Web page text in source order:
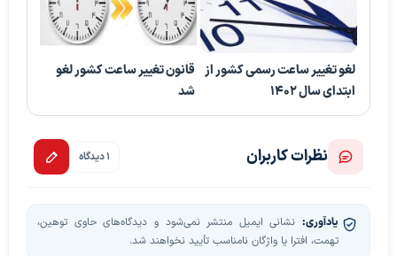
لغو تغییر ساعت رسمی کشور از
ابتدای سال ۱۴۰۲
قانون تغییر ساعت کشور لغو
شد
نظرات کاربران 1 دیدگاه
یادآوری: نشانی ایمیل منتشر نمی‌شود و دیدگاه‌های حاوی توهین،
تهمت، افترا یا واژگان نامناسب تأیید نخواهند شد.